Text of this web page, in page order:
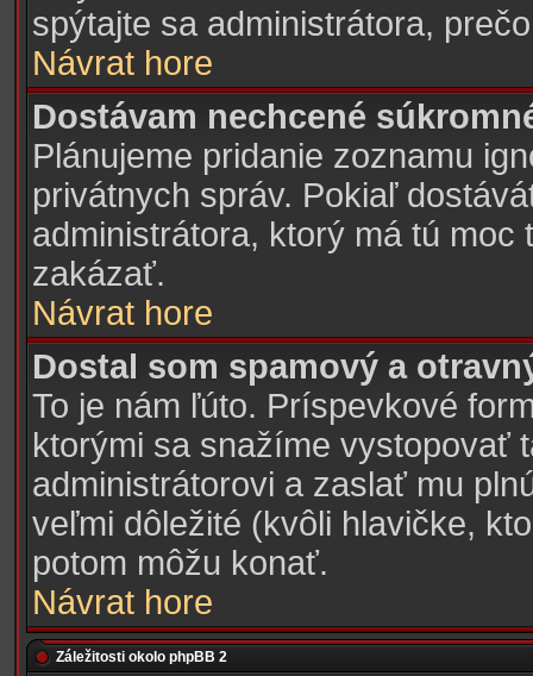
spýtajte sa administrátora,
Návrat hore
Dostávam nechcené
Plánujeme pridanie zoznamu
privátnych správ. Pokiaľ
administrátora, ktorý má tú
zakázať.
Návrat hore
Dostal som spamový a
To je nám ľúto. Príspevkové
ktorými sa snažíme vystopovať
administrátorovi a zaslať mu
veľmi dôležité (kvôli hlavičke,
potom môžu konať.
Návrat hore
Záležitosti okolo phpBB 2